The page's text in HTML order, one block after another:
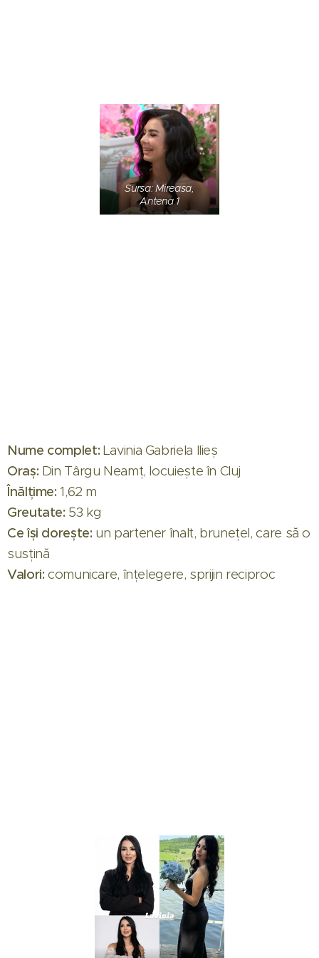
Sursa: Mireasa,
Antena 1
Nume complet:Lavinia Gabriela Ilieș
Oraș: Din Târgu Neamț, locuiește în Cluj
Înălțime: 1,62 m
Greutate: 53 kg
Ce își dorește: un partener înalt, brunețel, care să o
susțină
Valori:comunicare, înțelegere, sprijin reciproc